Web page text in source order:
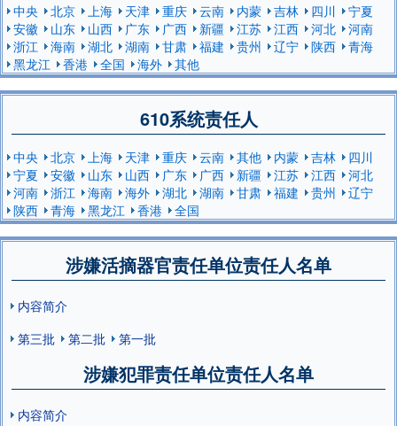
中央 北京 上海 天津 重庆 云南 内蒙 吉林 四川
宁夏
安徽
山东 山西 广东 广西 新疆 江苏 江西 河北
河南
浙江
海南 湖北 湖南 甘肃 福建 贵州 辽宁 陕西
青海
黑龙江
香港 全国 海外 其他
610系统责任人
中央 北京 上海 天津 重庆 云南 其他 内蒙 吉林
四川
宁夏
安徽 山东 山西 广东 广西 新疆 江苏 江西
河北
河南
浙江 海南 海外 湖北 湖南 甘肃 福建 贵州
辽宁
陕西
青海 黑龙江 香港 全国
涉嫌活摘器官责任单位责任人名单
内容简介
第三批
第二批 第一批
涉嫌犯罪责任单位责任人名单
内容简介